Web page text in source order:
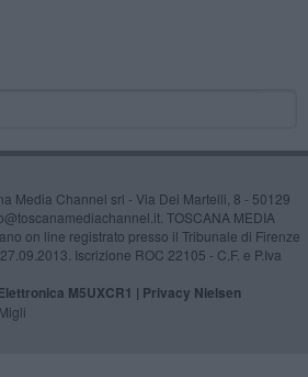
Media Channel srl - Via Dei Martelli, 8 - 50129
TOSCANA MEDIA
on line registrato presso il Tribunale di Firenze
Iscrizione ROC 22105 - C.F. e P.Iva
M5UXCR1 | Privacy Nielsen